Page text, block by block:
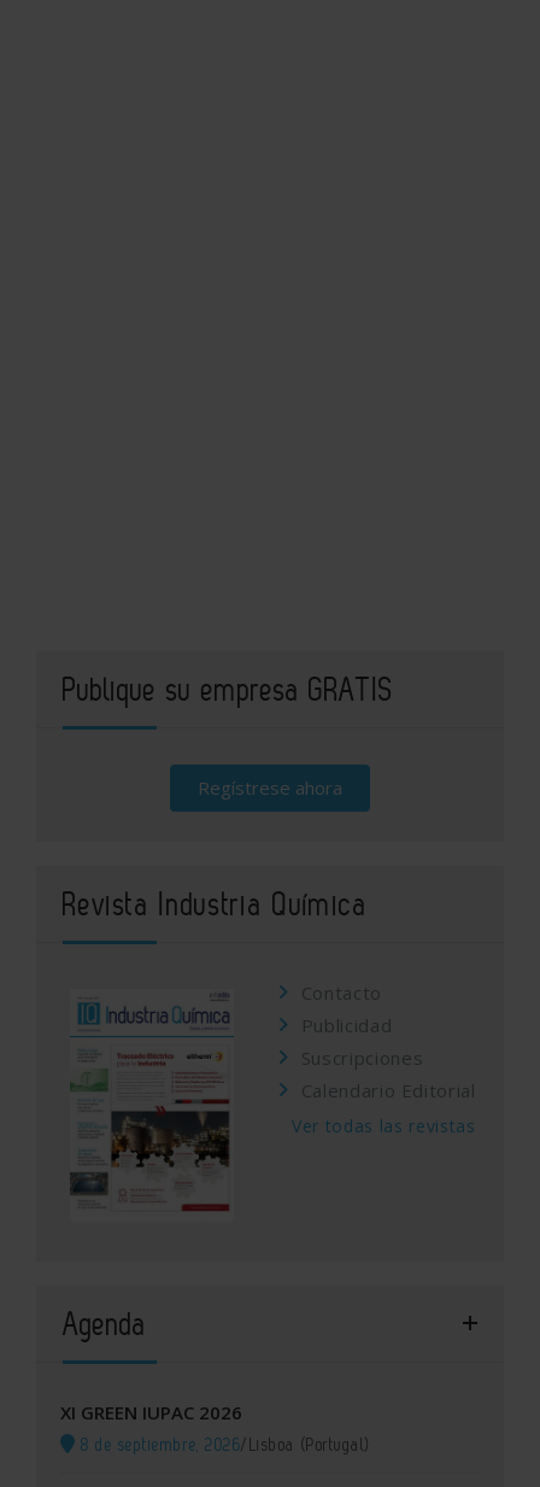
Publique su empresa GRATIS
Regístrese ahora
Revista Industria Química
Contacto
Publicidad
Suscripciones
Calendario Editorial
Ver todas las revistas
Agenda
XI GREEN IUPAC 2026
8 de septiembre, 2026/Lisboa (Portugal)